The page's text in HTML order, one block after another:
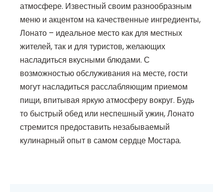
атмосфере. Известный своим разнообразным
меню и акцентом на качественные ингредиенты,
Лонато – идеальное место как для местных
жителей, так и для туристов, желающих
насладиться вкусными блюдами. С
возможностью обслуживания на месте, гости
могут насладиться расслабляющим приемом
пищи, впитывая яркую атмосферу вокруг. Будь
то быстрый обед или неспешный ужин, Лонато
стремится предоставить незабываемый
кулинарный опыт в самом сердце Мостара.